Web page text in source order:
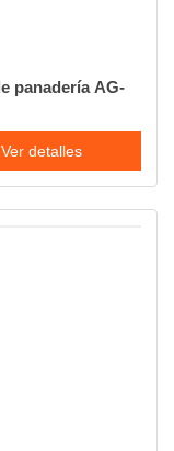
panadería AG-
Ver detalles